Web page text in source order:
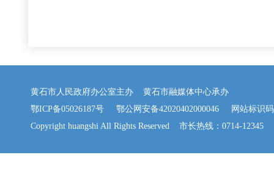
黄石市人民政府办公室主办 黄石市融媒体中心承办
鄂ICP备05026187号
鄂公网安备42020402000046 网站标识码
Copyright huangshi All Rights Reserved 市长热线：0714-12345